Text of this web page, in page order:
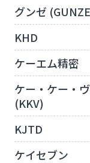
グンゼ
KHD
ケーエム精密
ケー・ケー・
(KKV)
KJTD
ケイセブン